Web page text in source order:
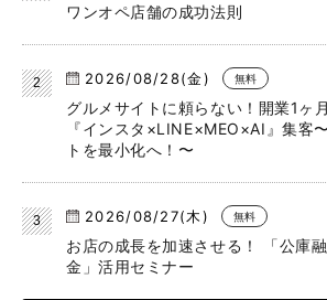
ワンオペ店舗の成功法則
2026/08/28(金) 無料
グルメサイトに頼らない！開業1ヶ
『インスタ×LINE×MEO×AI』集客
トを最小化へ！〜
2026/08/27(木) 無料
お店の成長を加速させる！ 「公庫
金」活用セミナー